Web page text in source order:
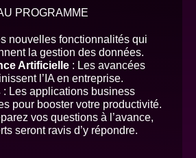
PROGRAMME
nouvelles fonctionnalités qui
la gestion des données.
Artificielle : Les avancées
l’IA en entreprise.
: Les applications business
pour booster votre productivité.
vos questions à l’avance,
seront ravis d’y répondre.